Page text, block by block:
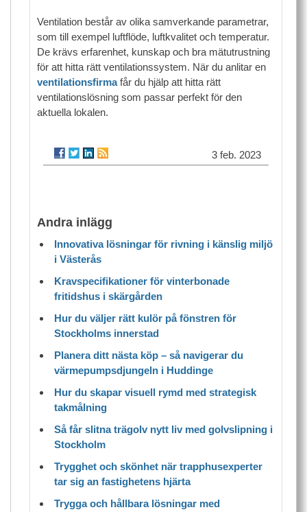
Ventilation består av olika samverkande parametrar,
som till exempel luftflöde, luftkvalitet och temperatur.
De krävs erfarenhet, kunskap och bra mätutrustning
för att hitta rätt ventilationssystem. När du anlitar en
ventilationsfirmafår du hjälp att hitta rätt
ventilationslösning som passar perfekt för den
aktuella lokalen.
3 feb. 2023
Andra inlägg
Innovativa lösningar för rivning i känslig miljö
i Västerås
Kravspecifikationer för vinterbonade
fritidshus i skärgården
Hur du väljer rätt kulör på fönstren för
Stockholms innerstad
Planera ditt nästa köp – så navigerar du
värmepumpsdjungeln i Huddinge
Hur du skapar visuell rymd med strategisk
takmålning
Så får slitna trägolv nytt liv med golvslipning i
Stockholm
Trygghet och skönhet när trapphusexperter
tar sig an fastighetens hjärta
Trygga och hållbara lösningar med